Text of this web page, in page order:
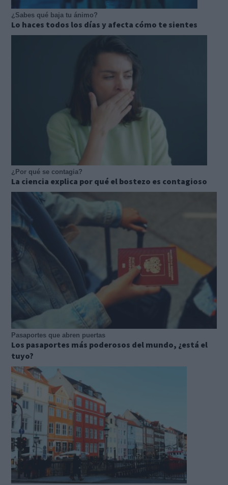
¿Sabes qué baja tu ánimo?
Lo haces todos los días y afecta cómo te sientes
¿Por qué se contagia?
La ciencia explica por qué el bostezo es contagioso
Pasaportes que abren puertas
Los pasaportes más poderosos del mundo, ¿está el
tuyo?